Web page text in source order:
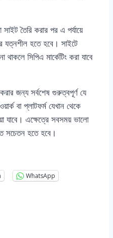
তৈরি করার পর এ পর্যায়ে
যত্নশীল হতে হবে। সাইটে
থাকলে সিপিএ মার্কেটিং করা যাবে
করার জন্য সর্বশেষ গুরুত্বপূর্ণ যে
বা প্লাটফর্ম যেখান থেকে
যাবে। এক্ষেত্রে সবসময় ভালো
সচেতন হতে হবে।
WhatsApp